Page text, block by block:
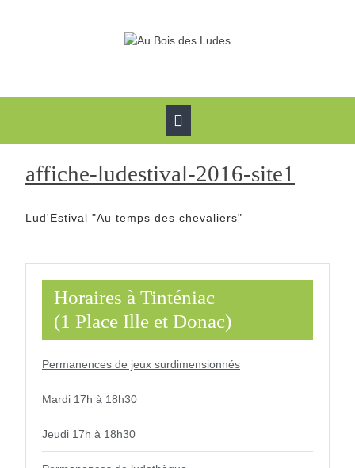
affiche-ludestival-2016-site1
Lud'Estival "Au temps des chevaliers"
Horaires à Tinténiac
(1 Place Ille et Donac)
Permanences de jeux surdimensionnés
Mardi 17h à 18h30
Jeudi 17h à 18h30